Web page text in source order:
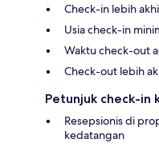
Check-in lebih
Usia check-in
Waktu check-out
Check-out lebih
Petunjuk check-in
Resepsionis di
kedatangan